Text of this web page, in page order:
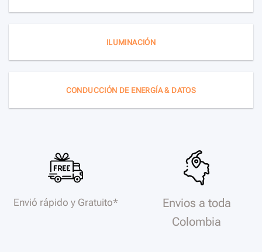
ILUMINACIÓN
CONDUCCIÓN DE ENERGÍA & DATOS
Envió rápido y Gratuito*
Envios a toda
Colombia